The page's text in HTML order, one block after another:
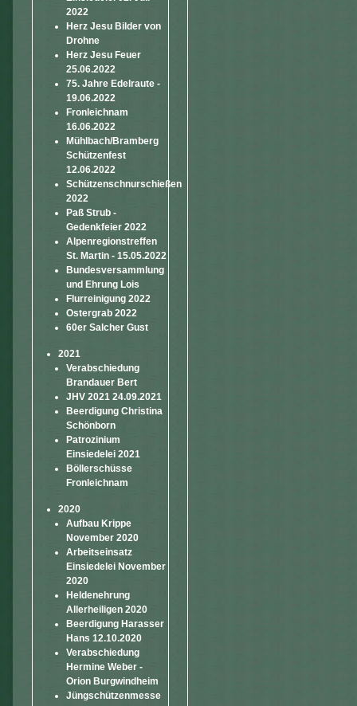
2022
Herz Jesu Bilder von
Drohne
Herz Jesu Feuer
25.06.2022
75. Jahre Edelraute -
19.06.2022
Fronleichnam
16.06.2022
Mühlbach/Bramberg
Schützenfest
12.06.2022
Schützenschnurschießen
2022
Paß Strub -
Gedenkfeier 2022
Alpenregionstreffen
St. Martin - 15.05.2022
Bundesversammlung
und Ehrung Lois
Flurreinigung 2022
Ostergrab 2022
60er Salcher Gust
2021
Verabschiedung
Brandauer Bert
JHV 2021 24.09.2021
Beerdigung Christina
Schönborn
Patrozinium
Einsiedelei 2021
Böllerschüsse
Fronleichnam
2020
Aufbau Krippe
November 2020
Arbeitseinsatz
Einsiedelei November
2020
Heldenehrung
Allerheiligen 2020
Beerdigung Harasser
Hans 12.10.2020
Verabschiedung
Hermine Weber -
Orion Burgwindheim
Jüngschützenmesse